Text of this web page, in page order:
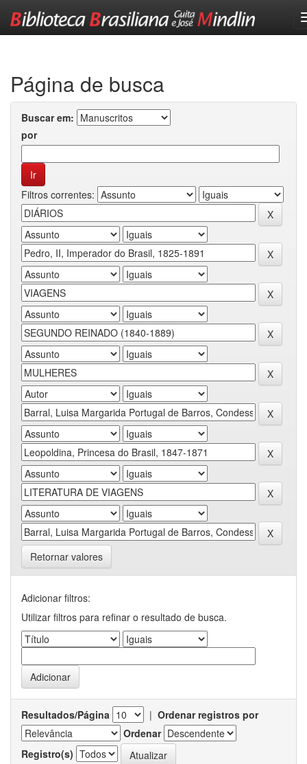
Página de busca
Buscar em:
por
Filtros correntes:
Retornar valores
Adicionar filtros:
Utilizar filtros para refinar o resultado de busca.
Resultados/Página | Ordenar registros por
Ordenar
Registro(s)